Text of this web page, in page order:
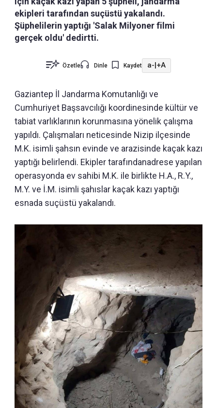
ekipleri tarafından suçüstü yakalandı.
Şüphelilerin yaptığı 'Salak Milyoner filmi
gerçek oldu' dedirtti.
Özetle Dinle Kaydet a-|+A
Gaziantep İl Jandarma Komutanlığı ve
Cumhuriyet Başsavcılığı koordinesinde kültür ve
tabiat varlıklarının korunmasına yönelik çalışma
yapıldı. Çalışmaları neticesinde Nizip ilçesinde
M.K. isimli şahsın evinde ve arazisinde kaçak kazı
yaptığı belirlendi. Ekipler tarafındanadrese yapılan
operasyonda ev sahibi M.K. ile birlikte H.A., R.Y.,
M.Y. ve İ.M. isimli şahıslar kaçak kazı yaptığı
esnada suçüstü yakalandı.